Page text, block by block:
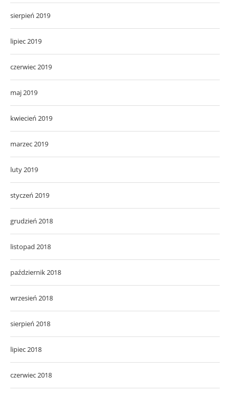
sierpień 2019
lipiec 2019
czerwiec 2019
maj 2019
kwiecień 2019
marzec 2019
luty 2019
styczeń 2019
grudzień 2018
listopad 2018
październik 2018
wrzesień 2018
sierpień 2018
lipiec 2018
czerwiec 2018